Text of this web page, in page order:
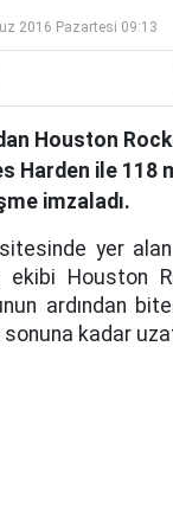
2016 Pazartesi 09:13
Houston
Harden ile 118
imzaladı.
yer
ekibi Houston
ardından
kadar